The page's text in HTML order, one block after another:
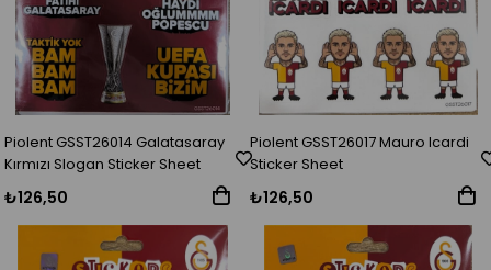
Piolent GSST26014 Galatasaray
Kırmızı Slogan Sticker Sheet
₺126,50
Piolent GSST26017 Mauro Icardi
Sticker Sheet
₺126,50